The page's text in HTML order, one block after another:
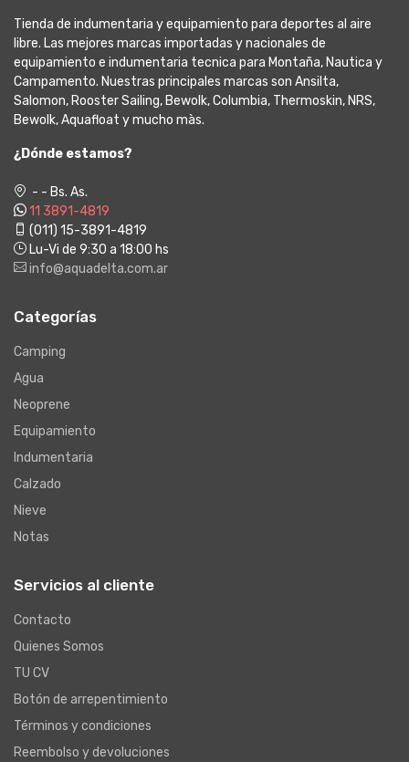
Tienda de indumentaria y equipamiento para deportes al aire
libre. Las mejores marcas importadas y nacionales de
equipamiento e indumentaria tecnica para Montaña, Nautica y
Campamento. Nuestras principales marcas son Ansilta,
Salomon, Rooster Sailing, Bewolk, Columbia, Thermoskin, NRS,
Bewolk, Aquafloat y mucho màs.
¿Dónde estamos?
- - Bs. As.
11 3891-4819
(011) 15-3891-4819
Lu-Vi de 9:30 a 18:00 hs
info@aquadelta.com.ar
Categorías
Camping
Agua
Neoprene
Equipamiento
Indumentaria
Calzado
Nieve
Notas
Servicios al cliente
Contacto
Quienes Somos
TU CV
Botón de arrepentimiento
Términos y condiciones
Reembolso y devoluciones